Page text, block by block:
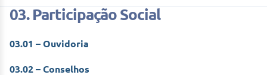
03. Participação Social
03.01 – Ouvidoria
03.02 – Conselhos